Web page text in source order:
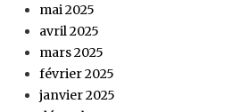
mai 2025
avril 2025
mars 2025
février 2025
janvier 2025